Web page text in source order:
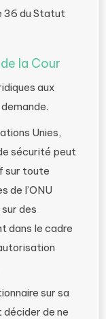
36 du Statut
la Cour
aux
Unies,
sécurité peut
sur toute
de l’ONU
des
dans le cadre
sur sa
de ne